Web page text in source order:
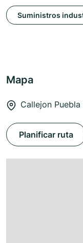
Suministros
Mapa
Callejon
Planificar ruta